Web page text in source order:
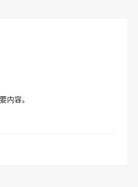
内容。